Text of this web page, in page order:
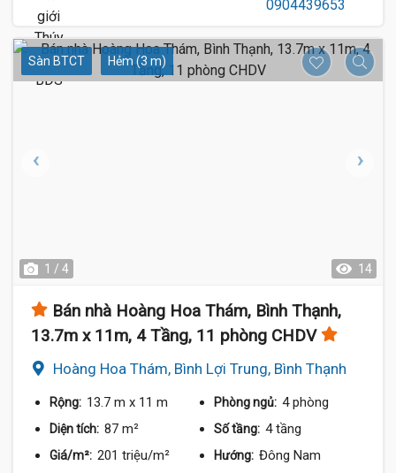
Sàn BTCT Hẻm (3 m)
1 / 4 14
Bán nhà Hoàng Hoa Thám, Bình Thạnh,
13.7m x 11m, 4 Tầng, 11 phòng CHDV
Hoàng Hoa Thám, Bình Lợi Trung, Bình Thạnh
Rộng: 13.7 m x 11 m Phòng ngủ: 4 phòng
Diện tích: 87 m² Số tầng: 4 tầng
Giá/m²: 201 triệu/m² Hướng: Đông Nam